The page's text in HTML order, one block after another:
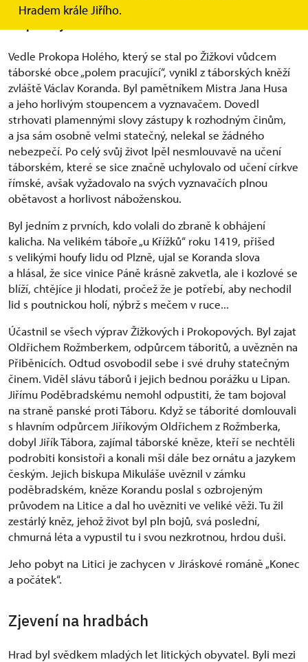
Hradem krále Jiřího.
Vedle Prokopa Holého, který se stal po Žižkovi vůdcem
táborské obce „polem pracující“, vynikl z táborských kněží
zvláště Václav Koranda. Byl pamětníkem Mistra Jana Husa
a jeho horlivým stoupencem a vyznavačem. Dovedl
strhovati plamennými slovy zástupy k rozhodným činům,
a jsa sám osobně velmi statečný, nelekal se žádného
nebezpečí. Po celý svůj život lpěl nesmlouvavě na učení
táborském, které se sice značně uchylovalo od učení církve
římské, avšak vyžadovalo na svých vyznavačích plnou
obětavost a horlivost náboženskou.
Byl jedním z prvních, kdo volali do zbraně k obhájení
kalicha. Na velikém táboře „u Křížků“ roku 1419, přišed
s velikými houfy lidu od Plzně, ujal se Koranda slova
a hlásal, že sice vinice Páně krásně zakvetla, ale i kozlové se
blíží, chtějíce ji hlodati, pročež že je potřebí, aby nechodil
lid s poutnickou holí, nýbrž s mečem v ruce...
Účastnil se všech výprav Žižkových i Prokopových. Byl zajat
Oldřichem Rožmberkem, odpůrcem táboritů, a uvězněn na
Přiběnicích. Odtud osvobodil sebe i své druhy statečným
činem. Viděl slávu táborů i jejich bednou porážku u Lipan.
Jiřímu Poděbradskému nemohl odpustiti, že tam bojoval
na straně panské proti Táboru. Když se táborité domlouvali
s hlavním odpůrcem Jiříkovým Oldřichem z Rožmberka,
dobyl Jiřík Tábora, zajímal táborské kněze, kteří se nechtěli
podrobiti konsistoři a konali mši dále bez ornátu a jazykem
českým. Jejich biskupa Mikuláše uvěznil v zámku
poděbradském, kněze Korandu poslal s ozbrojeným
průvodem na Litice a dal ho uvězniti ve veliké věži. Tu žil
zestárlý kněz, jehož život byl pln bojů, svá poslední,
chmurná léta a vypustil tu i svou nezkrotnou, hrdou duši.
Jeho pobyt na Litici je zachycen v Jiráskové románě „Konec
a počátek“.
Zjevení na hradbách
Hrad byl svědkem mladých let litických obyvatel. Byli mezi